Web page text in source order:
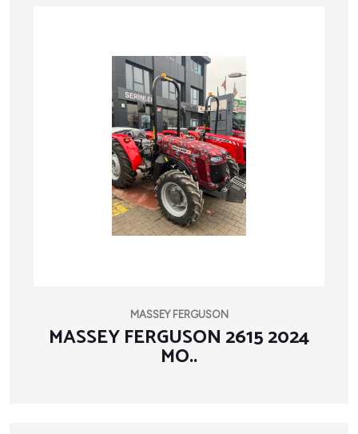
MASSEY FERGUSON
MASSEY FERGUSON 2615 2024
MO..